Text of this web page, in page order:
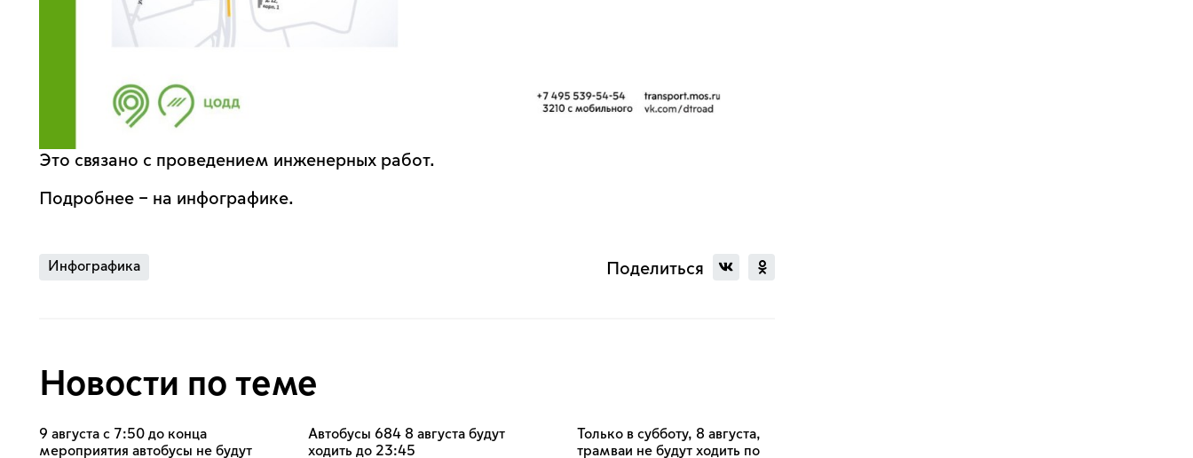
Это связано с проведением инженерных работ.
Подробнее – на инфографике.
Инфографика Поделиться
Новости по теме
9 августа с 7:50 до конца
мероприятия автобусы не будут
Автобусы 684 8 августа будут
ходить до 23:45
Только в субботу, 8 августа,
трамваи не будут ходить по